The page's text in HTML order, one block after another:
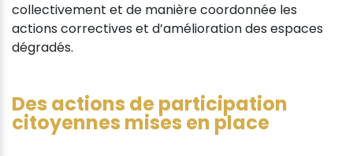
collectivement et de manière coordonnée les
actions correctives et d’amélioration des espaces
dégradés.
Des actions de participation
citoyennes mises en place